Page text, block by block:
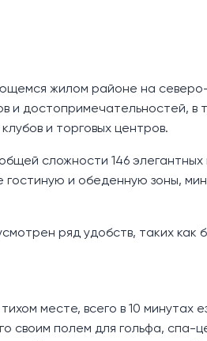
жилом районе на
и достопримечательностей, в
и торговых центров.
сложности 146
и обеденную зоны,
ряд удобств, таких как
месте, всего в 10 минутах
своим полем для гольфа,